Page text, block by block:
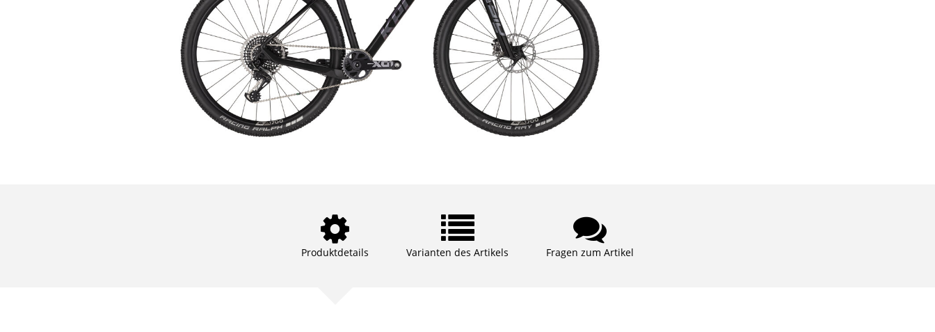
Produktdetails Varianten des Artikels Fragen zum Artikel